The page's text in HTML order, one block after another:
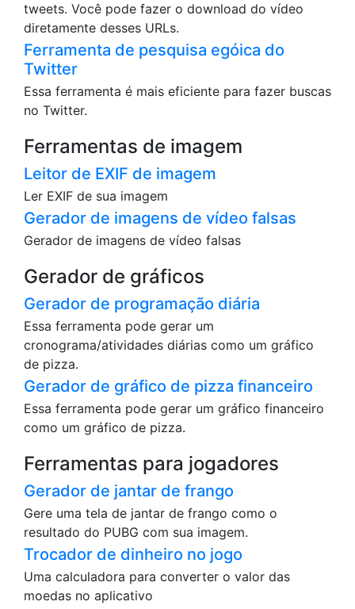
tweets. Você pode fazer o download do vídeo
diretamente desses URLs.
Ferramenta de pesquisa egóica do
Twitter
Essa ferramenta é mais eficiente para fazer buscas
no Twitter.
Ferramentas de imagem
Leitor de EXIF de imagem
Ler EXIF de sua imagem
Gerador de imagens de vídeo falsas
Gerador de imagens de vídeo falsas
Gerador de gráficos
Gerador de programação diária
Essa ferramenta pode gerar um
cronograma/atividades diárias como um gráfico
de pizza.
Gerador de gráfico de pizza financeiro
Essa ferramenta pode gerar um gráfico financeiro
como um gráfico de pizza.
Ferramentas para jogadores
Gerador de jantar de frango
Gere uma tela de jantar de frango como o
resultado do PUBG com sua imagem.
Trocador de dinheiro no jogo
Uma calculadora para converter o valor das
moedas no aplicativo